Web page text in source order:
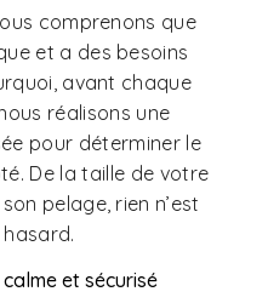
comprenons que
et a des besoins
avant chaque
réalisons une
pour déterminer le
De la taille de votre
pelage, rien n’est
et sécurisé